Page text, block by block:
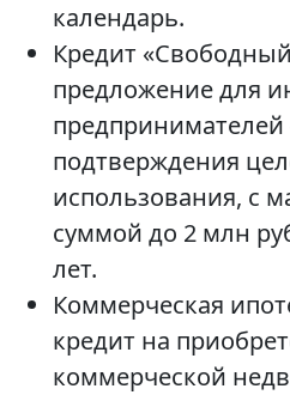
календарь.
Кредит
предложение для
подтверждения
использования, с
суммой до 2 млн
лет.
Коммерческая
кредит на
коммерческой